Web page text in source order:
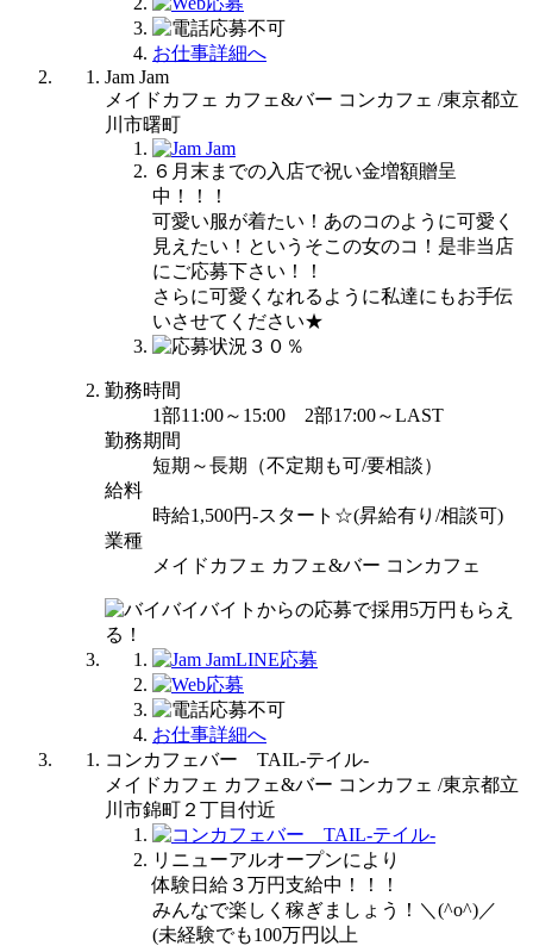
お仕事詳細へ
Jam Jam
メイドカフェ カフェ&バー コンカフェ /東京都立
川市曙町
６月末までの入店で祝い金増額贈呈
中！！！
可愛い服が着たい！あのコのように可愛く
見えたい！というそこの女のコ！是非当店
にご応募下さい！！
さらに可愛くなれるように私達にもお手伝
いさせてください★
勤務時間
1部11:00～15:00 2部17:00～LAST
勤務期間
短期～長期（不定期も可/要相談）
給料
時給1,500円-スタート☆(昇給有り/相談可)
業種
メイドカフェ カフェ&バー コンカフェ
お仕事詳細へ
コンカフェバー TAIL-テイル-
メイドカフェ カフェ&バー コンカフェ /東京都立
川市錦町２丁目付近
リニューアルオープンにより
体験日給３万円支給中！！！
みんなで楽しく稼ぎましょう！＼(^o^)／
(未経験でも100万円以上